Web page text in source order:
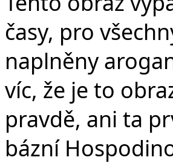
časy, pro
naplněny
víc, že je to
pravdě, ani ta
bázní